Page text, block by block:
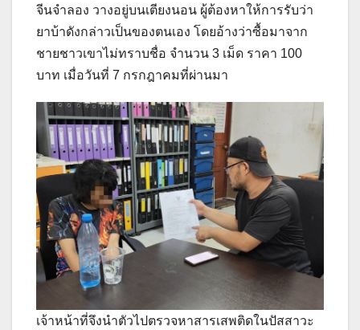
จีนจำลอง วางอยู่บนเตียงนอน ผู้ต้องหาให้การรับว่า
ยาบ้าดังกล่าวเป็นของตนเอง โดยอ้างว่าซื้อมาจาก
ชายชาวเขาไม่ทราบชื่อ จำนวน 3 เม็ด ราคา 100
บาท เมื่อวันที่ 7 กรกฎาคมที่ผ่านมา
เจ้าหน้าที่จึงนำตัวไปตรวจหาสารเสพติดในปัสสาวะ